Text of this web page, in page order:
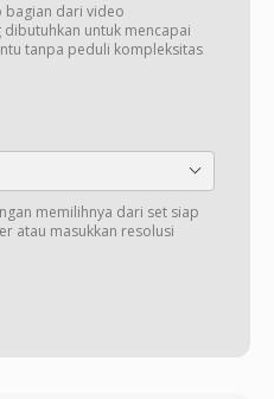
bagian dari video
untuk mencapai
tanpa peduli kompleksitas
memilihnya dari set siap
atau masukkan resolusi